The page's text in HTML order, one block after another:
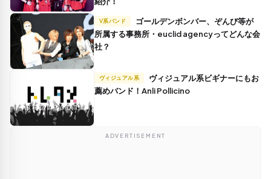
V系バンド
所属する事務所・euclid agencyってどんな会
社？
ヴィジュアル系
薦めバンド！Anli Pollicino
ADVERTISEMENT